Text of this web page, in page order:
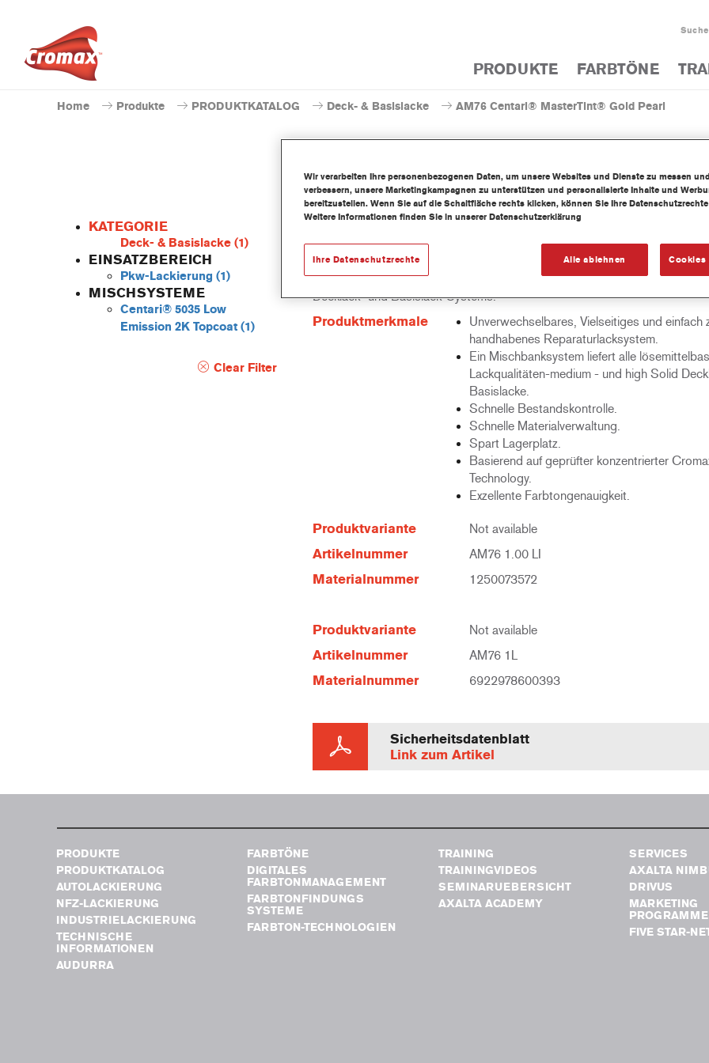
Suche
PRODUKTE FARBTÖNE
Home Produkte PRODUKTKATALOG Deck- & Basislacke AM76 Centari® MasterTint® Gold Pearl
KATEGORIE
Deck- & Basislacke (1)
EINSATZBEREICH
Pkw-Lackierung (1)
MISCHSYSTEME
Centari® 5035 Low
Emission 2K Topcoat (1)
Clear Filter
AM76 Centari®
Das lösemittelhaltige Mischlackkonzentrat Centari MasterTint ist Teil des
Decklack- und Basislack-Systems.
Produktmerkmale
Unverwechselbares, Vielseitiges und einfach
handhabenes Reparaturlacksystem.
Ein Mischbanksystem liefert alle
Lackqualitäten-medium - und high Solid
Basislacke.
Schnelle Bestandskontrolle.
Schnelle Materialverwaltung.
Spart Lagerplatz.
Basierend auf geprüfter konzentrierter
Technology.
Exzellente Farbtongenauigkeit.
Produktvariante Not available
Artikelnummer AM76 1.00 LI
Materialnummer 1250073572
Produktvariante Not available
Artikelnummer AM76 1L
Materialnummer 6922978600393
Sicherheitsdatenblatt
Link zum Artikel
PRODUKTE
PRODUKTKATALOG
AUTOLACKIERUNG
NFZ-LACKIERUNG
INDUSTRIELACKIERUNG
TECHNISCHE
INFORMATIONEN
AUDURRA
FARBTÖNE
DIGITALES
FARBTONMANAGEMENT
FARBTONFINDUNGS
SYSTEME
FARBTON-TECHNOLOGIEN
TRAINING
TRAININGVIDEOS
SEMINARUEBERSICHT
AXALTA ACADEMY
SERVICES
AXALTA
DRIVUS
MARKETING
FIVE STAR-
Wir verarbeiten Ihre personenbezogenen Daten, um unsere Websites und Dienste zu messen
verbessern, unsere Marketingkampagnen zu unterstützen und personalisierte Inhalte und
bereitzustellen. Wenn Sie auf die Schaltfläche rechts klicken, können Sie Ihre
Weitere Informationen finden Sie in unserer Datenschutzerklärung
Alle ablehnen Cookies
Ihre Datenschutzrechte